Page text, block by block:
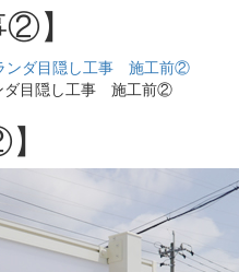
】
ダ目隠し工事 施工前②